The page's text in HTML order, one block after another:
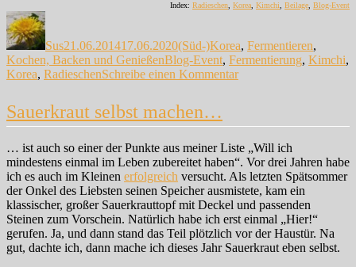
Index: Radieschen, Korea, Kimchi, Beilage, Blog-Event
Autor
Sus21.06.201417.06.2020(Süd-)Korea, Fermentieren,
Kochen, Backen und GenießenSchlagwörter
Blog-Event, Fermentierung, Kimchi,
Korea, RadieschenSchreibe einen Kommentarzu
Sauerkraut selbst machen…
… ist auch so einer der Punkte aus meiner Liste „Will ich
mindestens einmal im Leben zubereitet haben“. Vor drei Jahren habe
ich es auch im Kleinen erfolgreich versucht. Als letzten Spätsommer
der Onkel des Liebsten seinen Speicher ausmistete, kam ein
klassischer, großer Sauerkrauttopf mit Deckel und passenden
Steinen zum Vorschein. Natürlich habe ich erst einmal „Hier!“
gerufen. Ja, und dann stand das Teil plötzlich vor der Haustür. Na
gut, dachte ich, dann mache ich dieses Jahr Sauerkraut eben selbst.